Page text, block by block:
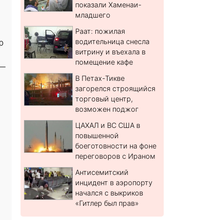
показали Хаменаи-
младшего
Раат: пожилая
водительница снесла
витрину и въехала в
помещение кафе
В Петах-Тикве
загорелся строящийся
торговый центр,
возможен поджог
ЦАХАЛ и ВС США в
повышенной
боеготовности на фоне
переговоров с Ираном
Антисемитский
инцидент в аэропорту
начался с выкриков
«Гитлер был прав»